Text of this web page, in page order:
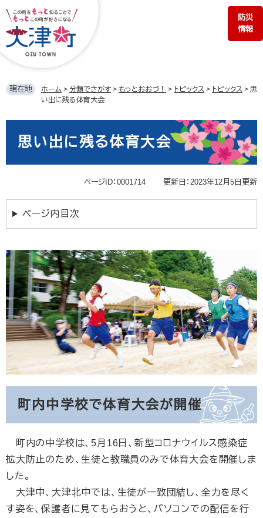
ジ
の
す。
ュ
ー
し
防災
情報
現在地 ホーム > 分類でさがす > もっとおおづ！ > トピックス > トピックス > 思
い出に残る体育大会
思い出に残る体育大会
ページID：0001714 更新日：2023年12月5日更新
ページ内目次
町内中学校で体育大会が開催
町内の中学校は、5月16日、新型コロナウイルス感染症
拡大防止のため、生徒と教職員のみで体育大会を開催しま
した。
大津中、大津北中では、生徒が一致団結し、全力を尽く
す姿を、保護者に見てもらおうと、パソコンでの配信を行